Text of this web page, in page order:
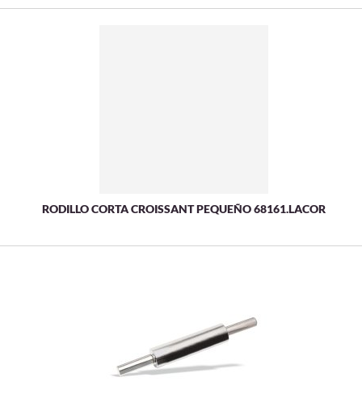
RODILLO CORTA CROISSANT PEQUEÑO 68161.LACOR